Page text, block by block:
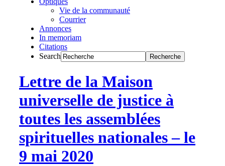
Vie de la communauté
Courrier
Annonces
In memoriam
Citations
Search
Lettre de la Maison
universelle de justice à
toutes les assemblées
spirituelles nationales – le
9 mai 2020